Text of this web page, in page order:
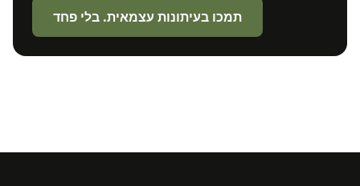
תמכו בעיתונות עצמאית. בלי פחד